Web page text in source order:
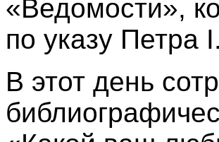
«Ведомости»,
по указу Петра
В этот день